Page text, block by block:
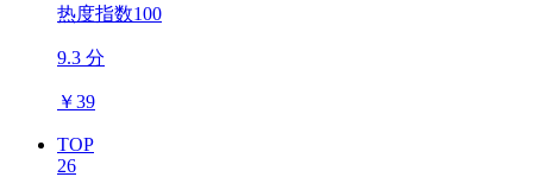
热度指数100
9.3 分
￥39
TOP
26